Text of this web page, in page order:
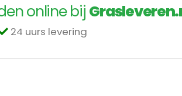
online bij
24 uurs levering